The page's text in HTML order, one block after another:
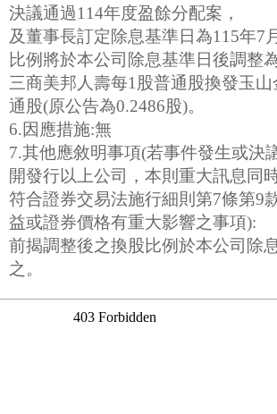
決議通過114年度盈餘分配案，
及董事長訂定除息基準日為115年7
比例將於本公司除息基準日後調整
三商美邦人壽每1股普通股換發玉山
通股(原公告為0.2486股)。
6.因應措施:無
7.其他應敘明事項(若事件發生或決
開發行以上公司，本則重大訊息同
符合證券交易法施行細則第7條第9
益或證券價格有重大影響之事項):
前揭調整後之換股比例於本公司除
之。